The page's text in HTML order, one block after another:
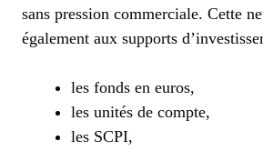
sans pression commerciale. Cette
également aux supports
les fonds en euros,
les unités de compte,
les SCPI,